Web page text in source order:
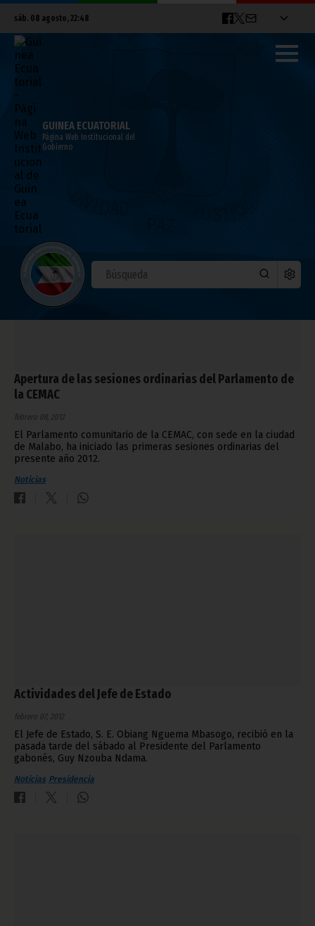
sáb. 08 agosto, 22:48
GUINEA ECUATORIAL
Página Web Institucional del
Gobierno
ÚLTIMAS NOTICIAS
Apertura de las sesiones ordinarias del Parlamento de
la CEMAC
febrero 08, 2012
El Parlamento comunitario de la CEMAC, con sede en la ciudad
de Malabo, ha iniciado las primeras sesiones ordinarias del
presente año 2012.
Noticias
Actividades del Jefe de Estado
febrero 07, 2012
El Jefe de Estado, S. E. Obiang Nguema Mbasogo, recibió en la
pasada tarde del sábado al Presidente del Parlamento
gabonés, Guy Nzouba Ndama.
Noticias Presidencia